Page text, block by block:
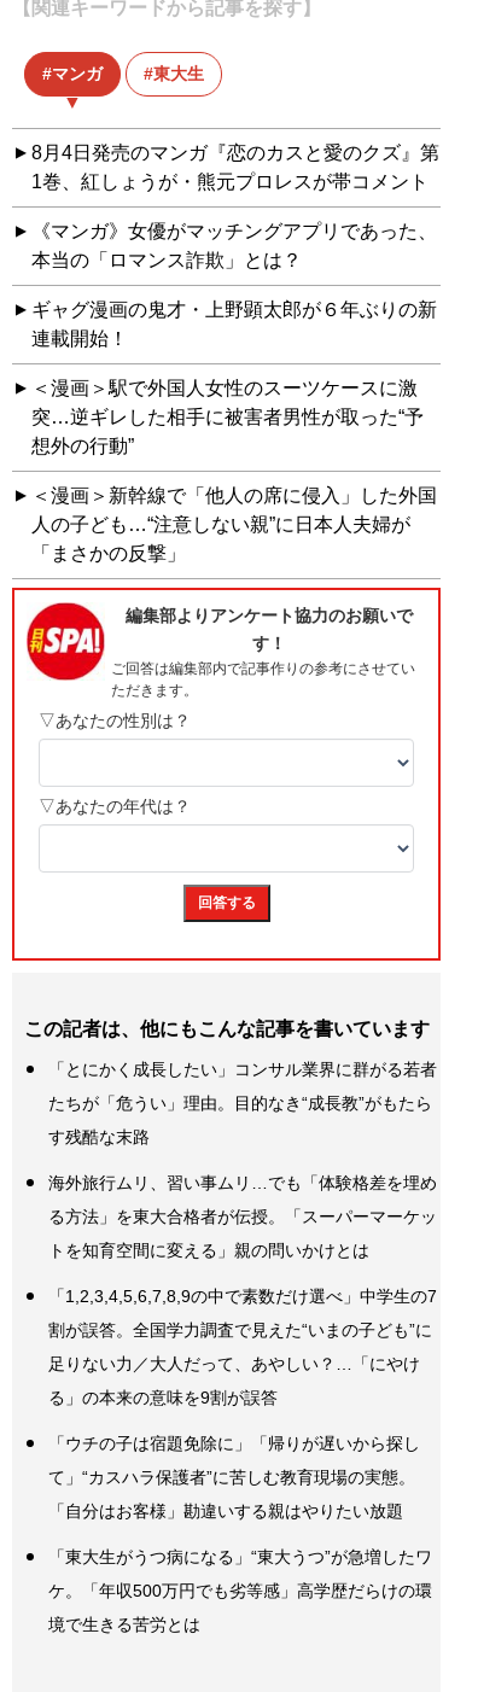
【関連キーワードから記事を探す】
マンガ 東大生
8月4日発売のマンガ『恋のカスと愛のクズ』第
1巻、紅しょうが・熊元プロレスが帯コメント
《マンガ》女優がマッチングアプリであった、
本当の「ロマンス詐欺」とは？
ギャグ漫画の鬼才・上野顕太郎が６年ぶりの新
連載開始！
＜漫画＞駅で外国人女性のスーツケースに激
突…逆ギレした相手に被害者男性が取った“予
想外の行動”
＜漫画＞新幹線で「他人の席に侵入」した外国
人の子ども…“注意しない親”に日本人夫婦が
「まさかの反撃」
この記者は、他にもこんな記事を書いています
「とにかく成長したい」コンサル業界に群がる若者
たちが「危うい」理由。目的なき“成長教”がもたら
す残酷な末路
海外旅行ムリ、習い事ムリ…でも「体験格差を埋め
る方法」を東大合格者が伝授。「スーパーマーケッ
トを知育空間に変える」親の問いかけとは
「1,2,3,4,5,6,7,8,9の中で素数だけ選べ」中学生の7
割が誤答。全国学力調査で見えた“いまの子ども”に
足りない力／大人だって、あやしい？…「にやけ
る」の本来の意味を9割が誤答
「ウチの子は宿題免除に」「帰りが遅いから探し
て」“カスハラ保護者”に苦しむ教育現場の実態。
「自分はお客様」勘違いする親はやりたい放題
「東大生がうつ病になる」“東大うつ”が急増したワ
ケ。「年収500万円でも劣等感」高学歴だらけの環
境で生きる苦労とは